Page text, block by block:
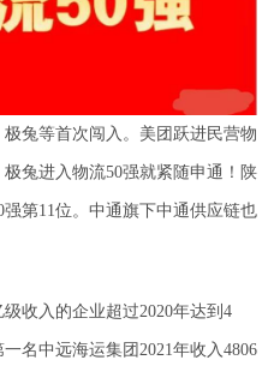
兔等首次闯入。美团跃进民营物
兔进入物流50强就紧随申通！陕
第11位。中通旗下中通供应链也
收入的企业超过2020年达到4
名中远海运集团2021年收入4806